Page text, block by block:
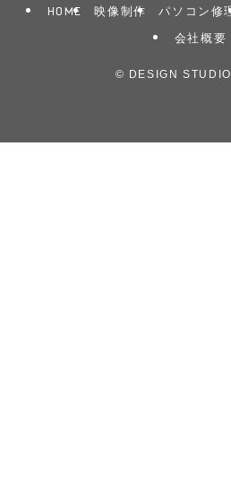
HOME 映像制作 パソコン修
会社概要
© DESIGN